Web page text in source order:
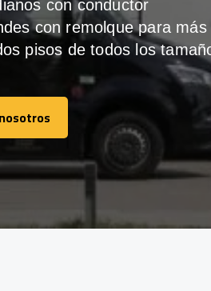
con conductor
con remolque para más
pisos de todos los